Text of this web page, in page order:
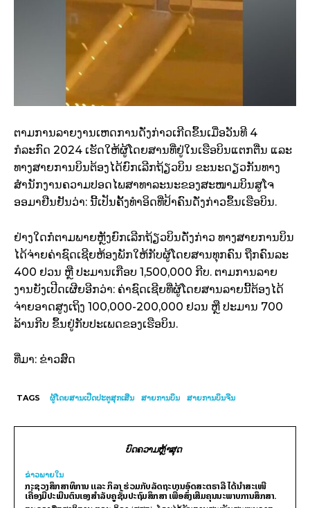
ຕາມການລາຍງານເຫດການດັ່ງກ່າວເກີດຂຶ້ນເມື່ອວັນທີ 4
ກໍລະກົດ 2024 ເຮັດໃຫ້ຜູ້ໂດຍສານທີ່ຢູ່ໃນເຮືອບິນແຕກຕື່ນ ແລະ
ທາງສາຍການບິນຕ້ອງໄດ້ຍົກເລີກຖ້ຽວບິນ ຂະນະດຽວກັນທາງ
ສຳນັກງານຄວາມປອດໄພສາທາລະນະຂອງສະໜາມບິນສູໂຈ
ອອມາຢືນຢັນວ່າ: ນີ້ເປັນຄັ້ງທຳອິດທີ່ປ້າຄົນດັ່ງກ່າວຂຶ້ນເຮືອບິນ.
ຢ່າງໃດກໍຕາມພາຍຫຼັງຍົກເລີກຖ້ຽວບິນດັ່ງກ່າວ ທາງສາຍການບິນ
ໄດ້ຈ່າຍຄ່າຊົດເຊີຍຫ້ອງພັກໃຫ້ກັບຜູ້ໂດຍສານທຸກຄົນ ຖືກຄົນລະ
400 ຢວນ ຫຼື ປະມານເກືອບ 1,500,000 ກີບ. ຕາມການລາຍ
ງານຍັງເປີດເຜີຍອີກວ່າ: ຄ່າຊົດເຊີຍທີ່ຜູ້ໂດຍສານລາຍນີ້ຕ້ອງໄດ້
ຈ່າຍອາດສູງເຖິງ 100,000-200,000 ຢວນ ຫຼື ປະມານ 700
ລ້ານກີບ ຂຶ້ນຢູ່ກັບປະເພດຂອງເຮືອບິນ.
ທີ່ມາ: ຂ່າວສົດ
TAGS ຜູ້ໂດຍສານເປີດປະຕູສຸກເສີນ ສາຍການບິນ ສາຍການບິນຈີນ
ບົດຄວາມຫຼ້າສຸດ
ຂ່າວພາຍ​ໃນ
ກະຊວງສຶກສາທິການ ແລະ ກິລາ ຮ່ວມກັບລັດຖະບານອົດສະຕຣາລີ ໄດ້ນຳສະເໜີ
ເຄື່ອງມືປະເມີນຕົນເອງສຳລັບຄູຊັ້ນປະຖົມສຶກສາ ເພື່ອສົ່ງເສີມຄຸນນະພາບການສຶກສາ.